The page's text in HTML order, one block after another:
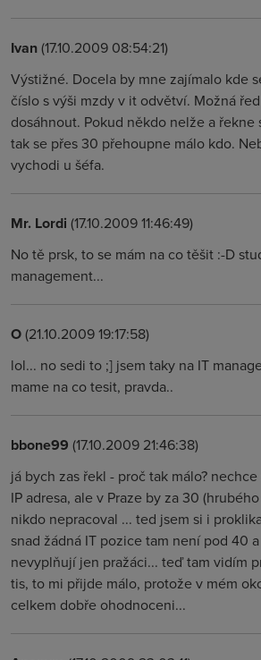
Ivan(17.10.2009 08:54:21)
Výstižné. Docela by mne zajímalo kde
číslo s výši mzdy v it odvětví. Možná
dosáhnout. Pokud někdo nelže a
tak se přes 30 přehoupne málo kdo.
vychodi u šéfa.
Mr. Lordi (17.10.2009 11:46:49)
No tě prsk, to se mám na co těšit :-D
management...
O(21.10.2009 19:17:58)
lol... no sedi to ;] jsem taky na IT
mame na co tesit, pravda..
bbone99 (17.10.2009 21:46:38)
já bych zas řekl - proč tak málo?
IP adresa, ale v Praze by za 30
nikdo nepracoval ... ted jsem si i
snad žádná IT pozice tam není pod 40
nevyplňují jen pražáci... teď tam vidím
tis, to mi přijde málo, protože v mém
celkem dobře ohodnoceni...